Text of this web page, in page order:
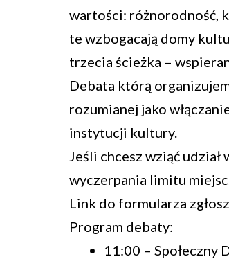
wartości: różnorodność,
te wzbogacają domy
trzecia ścieżka –
Debata którą
rozumianej jako
instytucji kultury.
Jeśli chcesz wziąć
wyczerpania limitu
Link do formularza
Program debaty:
11:00 – Społeczny